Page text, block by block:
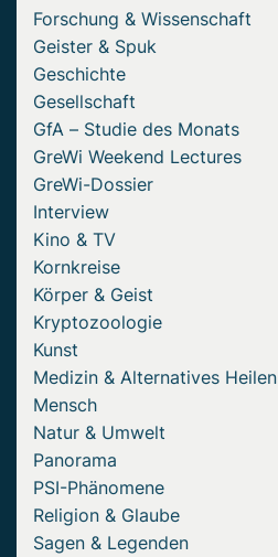
Forschung & Wissenschaft
Geister & Spuk
Geschichte
Gesellschaft
GfA – Studie des Monats
GreWi Weekend Lectures
GreWi-Dossier
Interview
Kino & TV
Kornkreise
Körper & Geist
Kryptozoologie
Kunst
Medizin & Alternatives Heilen
Mensch
Natur & Umwelt
Panorama
PSI-Phänomene
Religion & Glaube
Sagen & Legenden